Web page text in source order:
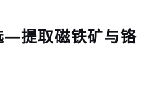
—提取磁铁矿与铬